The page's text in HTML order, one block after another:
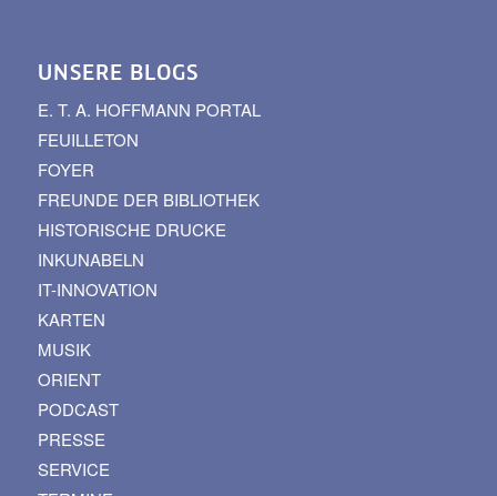
UNSERE BLOGS
E. T. A. HOFFMANN PORTAL
FEUILLETON
FOYER
FREUNDE DER BIBLIOTHEK
HISTORISCHE DRUCKE
INKUNABELN
IT-INNOVATION
KARTEN
MUSIK
ORIENT
PODCAST
PRESSE
SERVICE